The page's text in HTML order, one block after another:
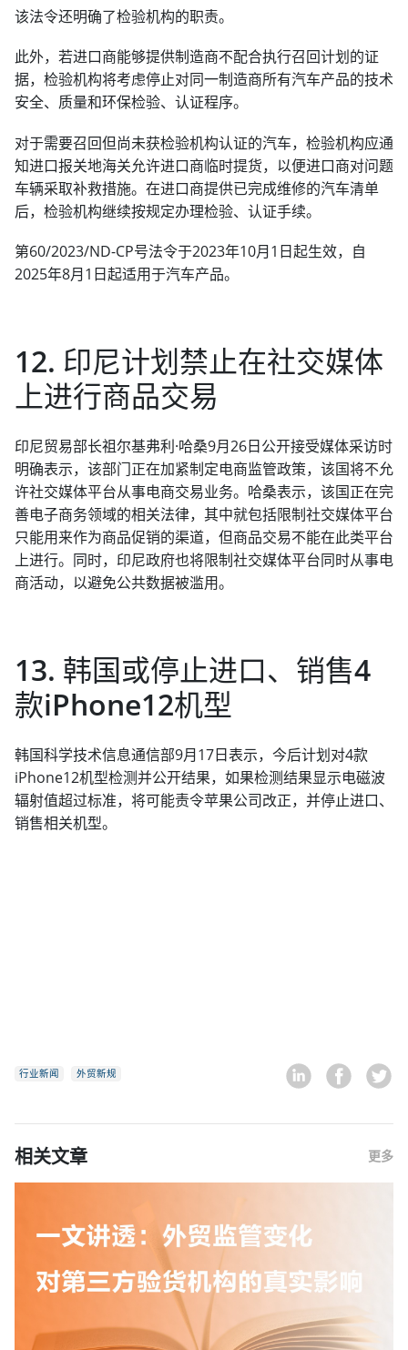
该法令还明确了检验机构的职责。
此外，若进口商能够提供制造商不配合执行召回计划的证
据，检验机构将考虑停止对同一制造商所有汽车产品的技术
安全、质量和环保检验、认证程序。
对于需要召回但尚未获检验机构认证的汽车，检验机构应通
知进口报关地海关允许进口商临时提货，以便进口商对问题
车辆采取补救措施。在进口商提供已完成维修的汽车清单
后，检验机构继续按规定办理检验、认证手续。
第60/2023/ND-CP号法令于2023年10月1日起生效，自
2025年8月1日起适用于汽车产品。
12. 印尼计划禁止在社交媒体
上进行商品交易
印尼贸易部长祖尔基弗利·哈桑9月26日公开接受媒体采访时
明确表示，该部门正在加紧制定电商监管政策，该国将不允
许社交媒体平台从事电商交易业务。哈桑表示，该国正在完
善电子商务领域的相关法律，其中就包括限制社交媒体平台
只能用来作为商品促销的渠道，但商品交易不能在此类平台
上进行。同时，印尼政府也将限制社交媒体平台同时从事电
商活动，以避免公共数据被滥用。
13. 韩国或停止进口、销售4
款iPhone12机型
韩国科学技术信息通信部9月17日表示，今后计划对4款
iPhone12机型检测并公开结果，如果检测结果显示电磁波
辐射值超过标准，将可能责令苹果公司改正，并停止进口、
销售相关机型。
行业新闻 外贸新规
相关文章 更多